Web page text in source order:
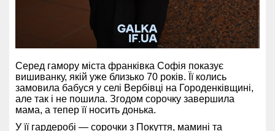
Серед гамору міста франківка Софія показує
вишиванку, якій уже близько 70 років. Її колись
замовила бабуся у селі Вербівці на Городенківщині,
але так і не пошила. Згодом сорочку завершила
мама, а тепер її носить донька.
У її гардеробі — сорочки з Покуття, мамині та